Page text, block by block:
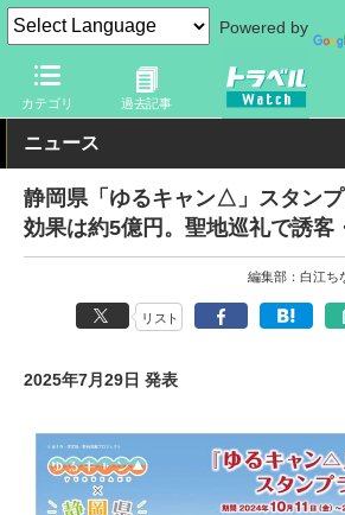
Powered by
カテゴリ 過去記事
トラベル Watch 地域 国内旅行 静岡
ニュース
静岡県「ゆるキャン△」スタン
効果は約5億円。聖地巡礼で誘客
編集部：白江ち
リスト
2025年7月29日 発表